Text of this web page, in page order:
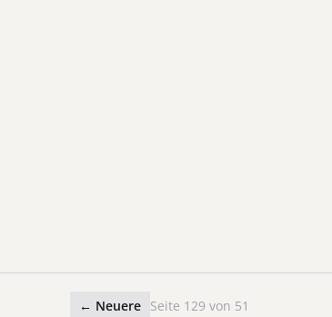
← Neuere Seite 129 von 51